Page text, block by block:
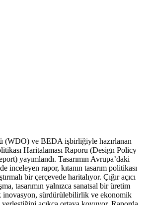
(WDO) ve BEDA işbirliğiyle hazırlanan
Haritalaması Raporu (Design Policy
yayımlandı. Tasarımın Avrupa’daki
inceleyen rapor, kıtanın tasarım politikası
bir çerçevede haritalıyor. Çığır açıcı
tasarımın yalnızca sanatsal bir üretim
inovasyon, sürdürülebilirlik ve ekonomik